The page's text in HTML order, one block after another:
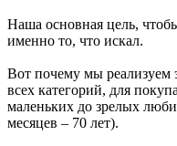
Наша основная цель,
именно то, что искал.
Вот почему мы реализуем
всех категорий, для
маленьких до зрелых
месяцев – 70 лет).